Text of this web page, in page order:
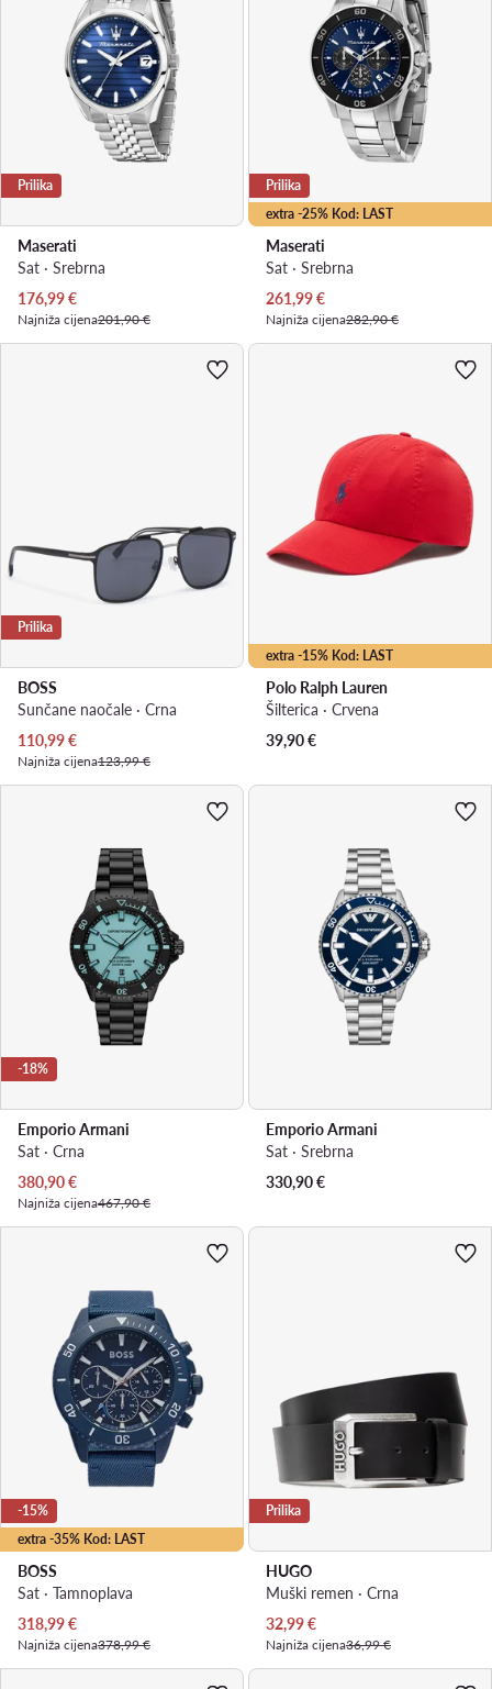
Prilika
Maserati
Sat · Srebrna
Trenutna cijena
176,99€
Najniža cijena201,90 €
extra -25% Kod: LAST
Prilika
Maserati
Sat · Srebrna
Trenutna cijena
261,99€
Najniža cijena282,90 €
Prilika
BOSS
Sunčane naočale · Crna
Trenutna cijena
110,99€
Najniža cijena123,99 €
extra -15% Kod: LAST
Polo Ralph Lauren
Šilterica · Crvena
39,90€
-18%
Emporio Armani
Sat · Crna
Trenutna cijena
380,90€
Najniža cijena467,90 €
Emporio Armani
Sat · Srebrna
330,90€
extra -35% Kod: LAST
-15%
BOSS
Sat · Tamnoplava
Trenutna cijena
318,99€
Najniža cijena378,99 €
Prilika
HUGO
Muški remen · Crna
Trenutna cijena
32,99€
Najniža cijena36,99 €